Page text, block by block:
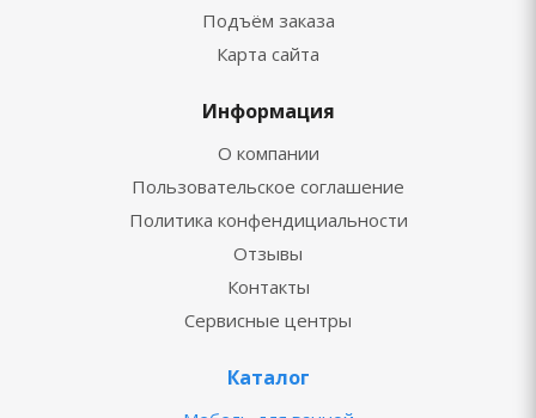
Подъём заказа
Карта сайта
Информация
О компании
Пользовательское соглашение
Политика конфендициальности
Отзывы
Контакты
Сервисные центры
Каталог